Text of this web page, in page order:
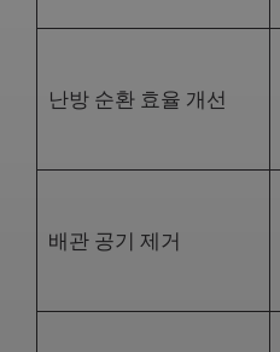
난방 순환 효율 개선
배관 공기 제거